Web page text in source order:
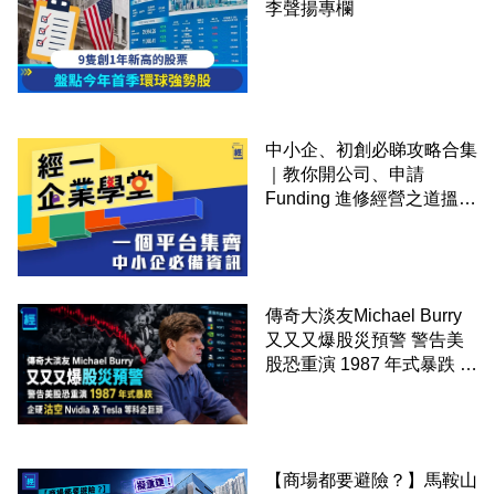
李聲揚專欄
中小企、初創必睇攻略合集
｜教你開公司、申請
Funding 進修經營之道搵大
傳奇大淡友Michael Burry
又又又爆股災預警 警告美
股恐重演 1987 年式暴跌 企
【商場都要避險？】馬鞍山